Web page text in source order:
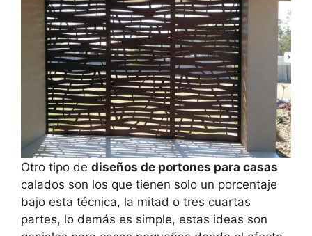
Otro tipo de diseños de portones para casas
calados son los que tienen solo un porcentaje
bajo esta técnica, la mitad o tres cuartas
partes, lo demás es simple, estas ideas son